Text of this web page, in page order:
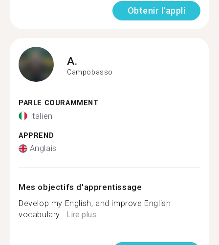
Obtenir l'appli
A.
Campobasso
PARLE COURAMMENT
Italien
APPREND
Anglais
Mes objectifs d'apprentissage
Develop my English, and improve English
vocabulary...Lire plus